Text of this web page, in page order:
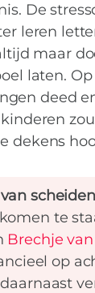
De
leren
maar
laten.
deed
dekens
te
Brechje
op